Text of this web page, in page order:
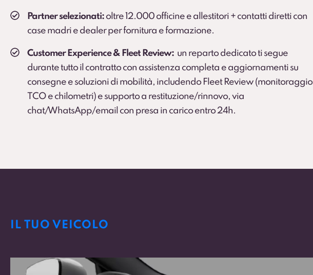
Partner selezionati: oltre 12.000 officine e allestitori + contatti diretti con
case madri e dealer per fornitura e formazione.
Customer Experience & Fleet Review: un reparto dedicato ti segue
durante tutto il contratto con assistenza completa e aggiornamenti su
consegne e soluzioni di mobilità, includendo Fleet Review (monitoraggio
TCO e chilometri) e supporto a restituzione/rinnovo, via
chat/WhatsApp/email con presa in carico entro 24h.
IL TUO VEICOLO